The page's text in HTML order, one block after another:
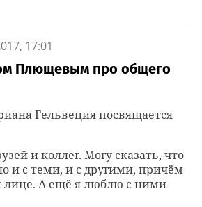
17:01
Плющевым про общего
Гельвеция посвящается
и коллег. Могу сказать, что
и с теми, и с другими, причём
лице. А ещё я люблю с ними